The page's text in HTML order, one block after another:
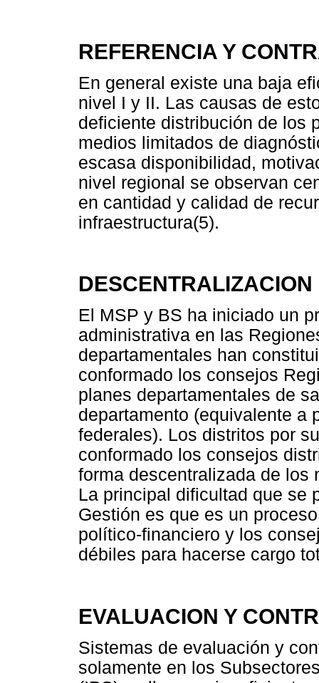
REFERENCIA Y
En general existe una baja
nivel I y II. Las causas de
deficiente distribución de los
medios limitados de
escasa disponibilidad,
nivel regional se observan
en cantidad y calidad de
infraestructura(5).
El MSP y BS ha iniciado un
administrativa en las
departamentales han
conformado los consejos
planes departamentales de
departamento (equivalente a
federales). Los distritos por
conformado los consejos
forma descentralizada de los
La principal dificultad que se
Gestión es que es un
político-financiero y los
débiles para hacerse cargo
EVALUACION Y
Sistemas de evaluación y
solamente en los